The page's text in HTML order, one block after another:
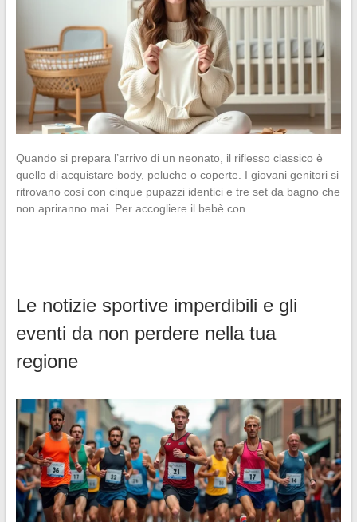
Quando si prepara l’arrivo di un neonato, il riflesso classico è
quello di acquistare body, peluche o coperte. I giovani genitori si
ritrovano così con cinque pupazzi identici e tre set da bagno che
non apriranno mai. Per accogliere il bebè con…
Le notizie sportive imperdibili e gli
eventi da non perdere nella tua
regione